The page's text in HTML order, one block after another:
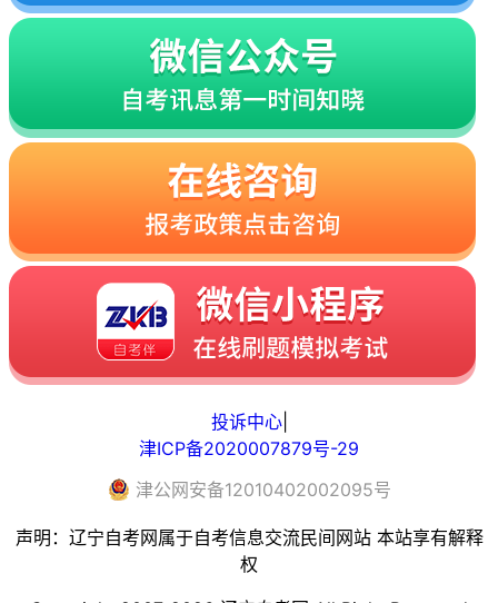
投诉中心|
津ICP备2020007879号-29
津公网安备12010402002095号
声明：辽宁自考网属于自考信息交流民间网站 本站享有解释
权